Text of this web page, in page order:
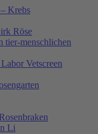
Krebs
Röse
tier-menschlichen
Vetscreen
Li